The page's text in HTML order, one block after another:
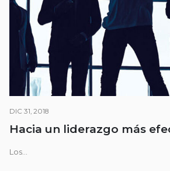
DIC 31, 2018
Hacia un liderazgo más
Los...